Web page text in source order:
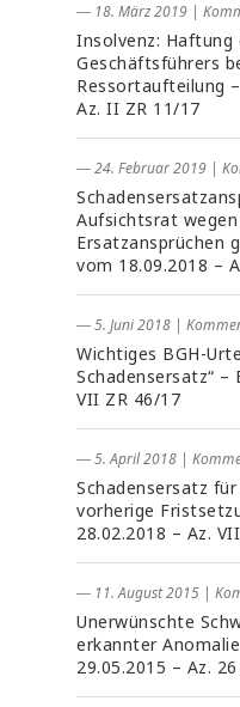
― 18. März 2019 |
Insolvenz: Haftung
Geschäftsführers
Ressortaufteilung
Az. II ZR 11/17
― 24. Februar 2019 |
Aufsichtsrat
Ersatzansprüchen
vom 18.09.2018 –
― 5. Juni 2018 |
Wichtiges BGH-
Schadensersatz“ –
VII ZR 46/17
― 5. April 2018 |
Schadensersatz
vorherige
28.02.2018 – Az.
― 11. August 2015 |
Unerwünschte
erkannter
29.05.2015 – Az.